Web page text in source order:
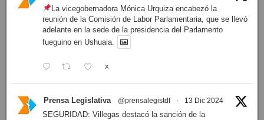
La vicegobernadora Mónica Urquiza encabezó la
reunión de la Comisión de Labor Parlamentaria, que se llevó
adelante en la sede de la presidencia del Parlamento
fueguino en Ushuaia.
X
Prensa Legislativa @prensalegistdf · 13 Dic 2024
SEGURIDAD: Villegas destacó la sanción de la